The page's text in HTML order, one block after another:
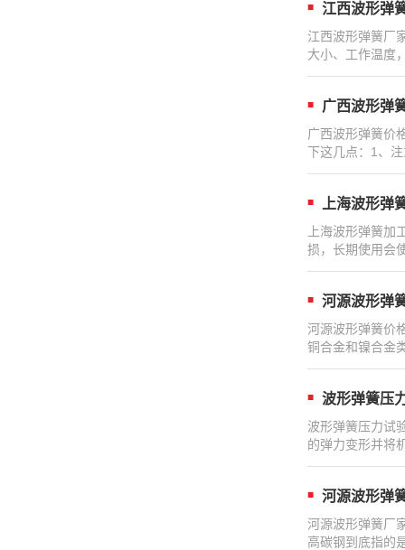
江西波形弹
江西波形弹簧厂
大小、工作温度
广西波形弹
广西波形弹簧价
下这几点：1、
上海波形弹
上海波形弹簧
损，长期使用会
河源波形弹
河源波形弹簧价
铜合金和镍合金
波形弹簧压
波形弹簧压力试
的弹力变形并将
河源波形弹
河源波形弹簧厂
高碳钢到底指的